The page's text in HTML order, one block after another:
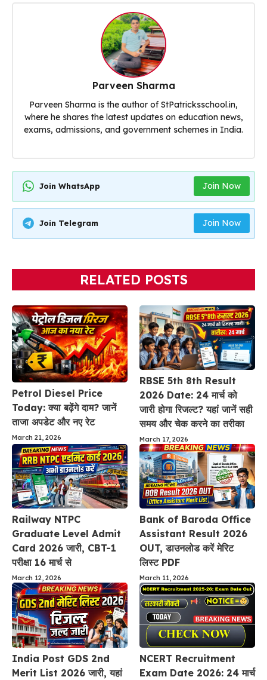
Parveen Sharma
Parveen Sharma is the author of StPatricksschool.in,
where he shares the latest updates on education news,
exams, admissions, and government schemes in India.
Join WhatsApp Join Now
Join Telegram Join Now
RELATED POSTS
Petrol Diesel Price
Today: क्या बढ़ेंगे दाम? जानें
ताजा अपडेट और नए रेट
March 21, 2026
RBSE 5th 8th Result
2026 Date: 24 मार्च को
जारी होगा रिजल्ट? यहां जानें सही
समय और चेक करने का तरीका
March 17, 2026
Railway NTPC
Graduate Level Admit
Card 2026 जारी, CBT-1
परीक्षा 16 मार्च से
March 12, 2026
Bank of Baroda Office
Assistant Result 2026
OUT, डाउनलोड करें मेरिट
लिस्ट PDF
March 11, 2026
India Post GDS 2nd
Merit List 2026 जारी, यहां
NCERT Recruitment
Exam Date 2026: 24 मार्च